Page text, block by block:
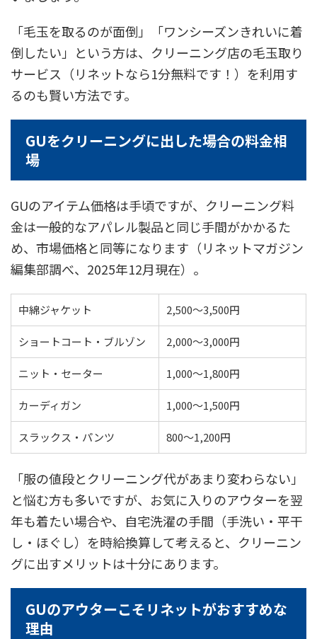
「毛玉を取るのが面倒」「ワンシーズンきれいに着
倒したい」という方は、クリーニング店の毛玉取り
サービス（リネットなら1分無料です！）を利用す
るのも賢い方法です。
GUをクリーニングに出した場合の料金相
場
GUのアイテム価格は手頃ですが、クリーニング料
金は一般的なアパレル製品と同じ手間がかかるた
め、市場価格と同等になります（リネットマガジン
編集部調べ、2025年12月現在）。
中綿ジャケット 2,500〜3,500円
ショートコート・ブルゾン 2,000〜3,000円
ニット・セーター 1,000〜1,800円
カーディガン 1,000〜1,500円
スラックス・パンツ 800〜1,200円
「服の値段とクリーニング代があまり変わらない」
と悩む方も多いですが、お気に入りのアウターを翌
年も着たい場合や、自宅洗濯の手間（手洗い・平干
し・ほぐし）を時給換算して考えると、クリーニン
グに出すメリットは十分にあります。
GUのアウターこそリネットがおすすめな
理由